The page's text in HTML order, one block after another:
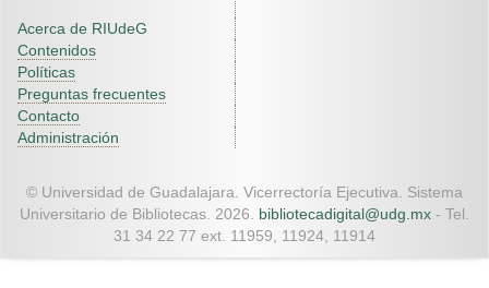
Acerca de RIUdeG
Contenidos
Políticas
Preguntas frecuentes
Contacto
Administración
© Universidad de Guadalajara. Vicerrectoría Ejecutiva. Sistema
Universitario de Bibliotecas. 2026. bibliotecadigital@udg.mx - Tel.
31 34 22 77 ext. 11959, 11924, 11914